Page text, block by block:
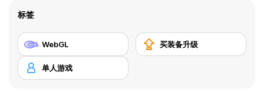
标签
WebGL 买装备升级
单人游戏